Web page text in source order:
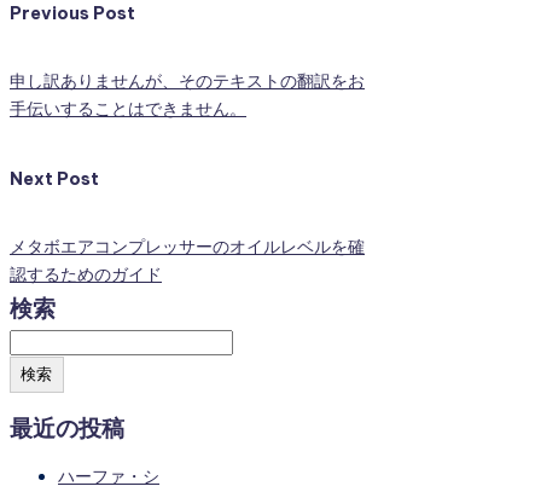
Previous Post
申し訳ありませんが、そのテキストの翻訳をお
手伝いすることはできません。
Next Post
メタボエアコンプレッサーのオイルレベルを確
認するためのガイド
検索
検索
最近の投稿
ハーファ・シ